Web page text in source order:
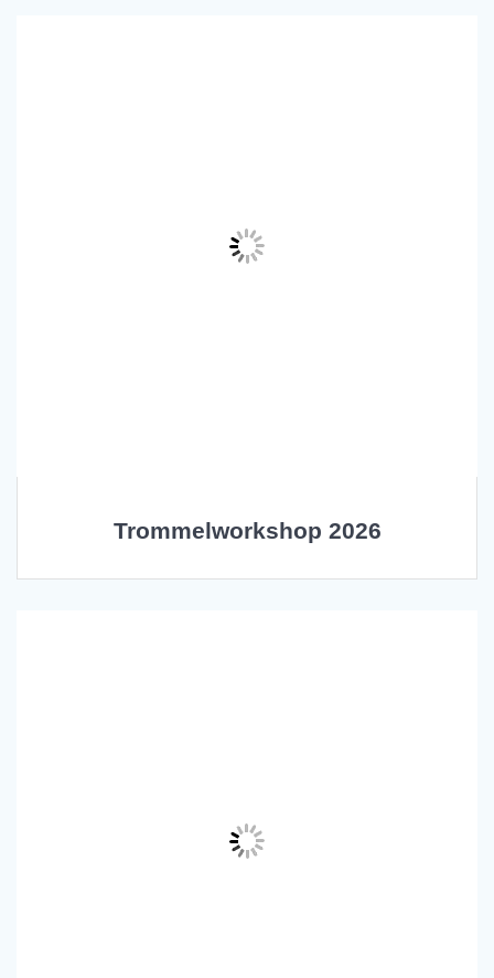
Trommelworkshop 2026